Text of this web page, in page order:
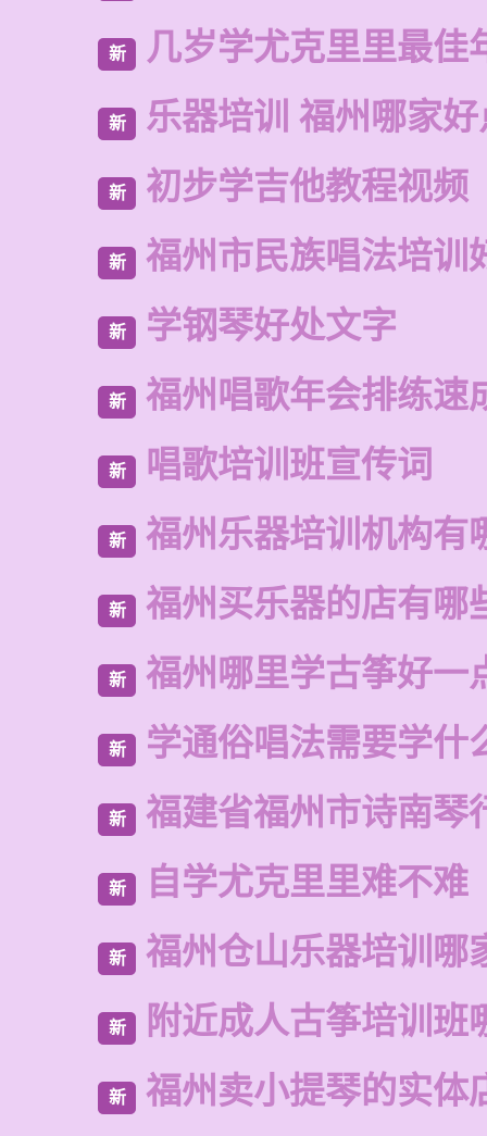
新 几岁学尤克里里最佳
新 乐器培训 福州哪家好
新 初步学吉他教程视频
新 福州市民族唱法培训
新 学钢琴好处文字
新 福州唱歌年会排练速
新 唱歌培训班宣传词
新 福州乐器培训机构有
新 福州买乐器的店有哪
新 福州哪里学古筝好一
新 学通俗唱法需要学什
新 福建省福州市诗南琴
新 自学尤克里里难不难
新 福州仓山乐器培训哪
新 附近成人古筝培训班
新 福州卖小提琴的实体